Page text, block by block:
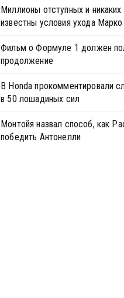
Миллионы отступных и никаких
известны условия ухода
Фильм о Формуле 1 должен
продолжение
В Honda прокомментировали
в 50 лошадиных сил
Монтойя назвал способ, как
победить Антонелли